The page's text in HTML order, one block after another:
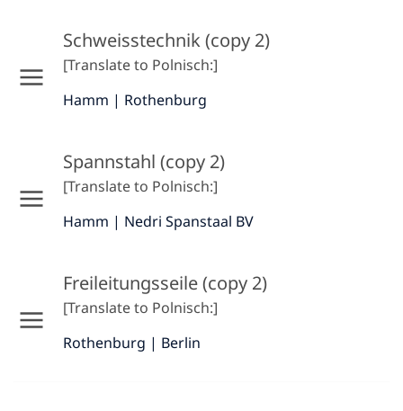
Schweisstechnik (copy 2)
[Translate to Polnisch:]
Hamm | Rothenburg
Spannstahl (copy 2)
[Translate to Polnisch:]
Hamm | Nedri Spanstaal BV
Freileitungsseile (copy 2)
[Translate to Polnisch:]
Rothenburg | Berlin